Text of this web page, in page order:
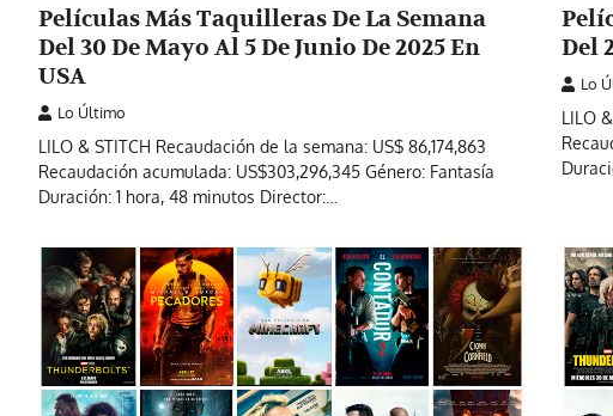
Películas Más Taquilleras De La Semana
Del 30 De Mayo Al 5 De Junio De 2025 En
USA
Lo Último
LILO & STITCH Recaudación de la semana: US$ 86,174,863
Recaudación acumulada: US$303,296,345 Género: Fantasía
Duración: 1 hora, 48 minutos Director:…
Del
Lo
LILO